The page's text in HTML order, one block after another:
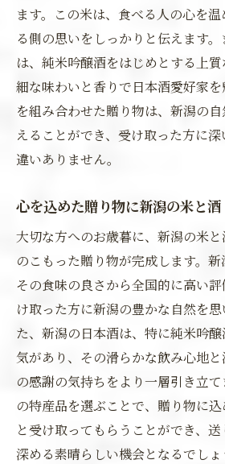
ます。この米は、食べる人の心を
る側の思いをしっかりと伝えます
は、純米吟醸酒をはじめとする上
細な味わいと香りで日本酒愛好家
を組み合わせた贈り物は、新潟の
えることができ、受け取った方に
違いありません。
心を込めた贈り物に新潟の米と酒
大切な方へのお歳暮に、新潟の米
のこもった贈り物が完成します。新
その食味の良さから全国的に高い
け取った方に新潟の豊かな自然を
た、新潟の日本酒は、特に純米吟
気があり、その滑らかな飲み心地
の感謝の気持ちをより一層引き立
の特産品を選ぶことで、贈り物に
と受け取ってもらうことができ、
深める素晴らしい機会となるでしょ